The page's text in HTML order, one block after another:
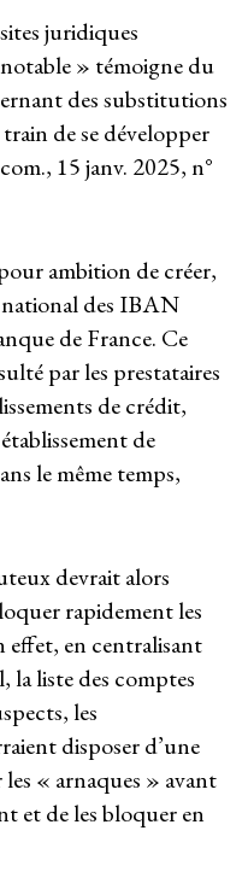
juridiques
» témoigne du
des substitutions
de se développer
15 janv. 2025, n°
ambition de créer,
des IBAN
de France. Ce
par les prestataires
de crédit,
de
le même temps,
devrait alors
rapidement les
effet, en centralisant
la liste des comptes
les
disposer d’une
« arnaques » avant
et de les bloquer en